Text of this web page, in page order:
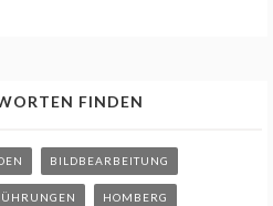
FINDEN
BILDBEARBEITUNG
HOMBERG